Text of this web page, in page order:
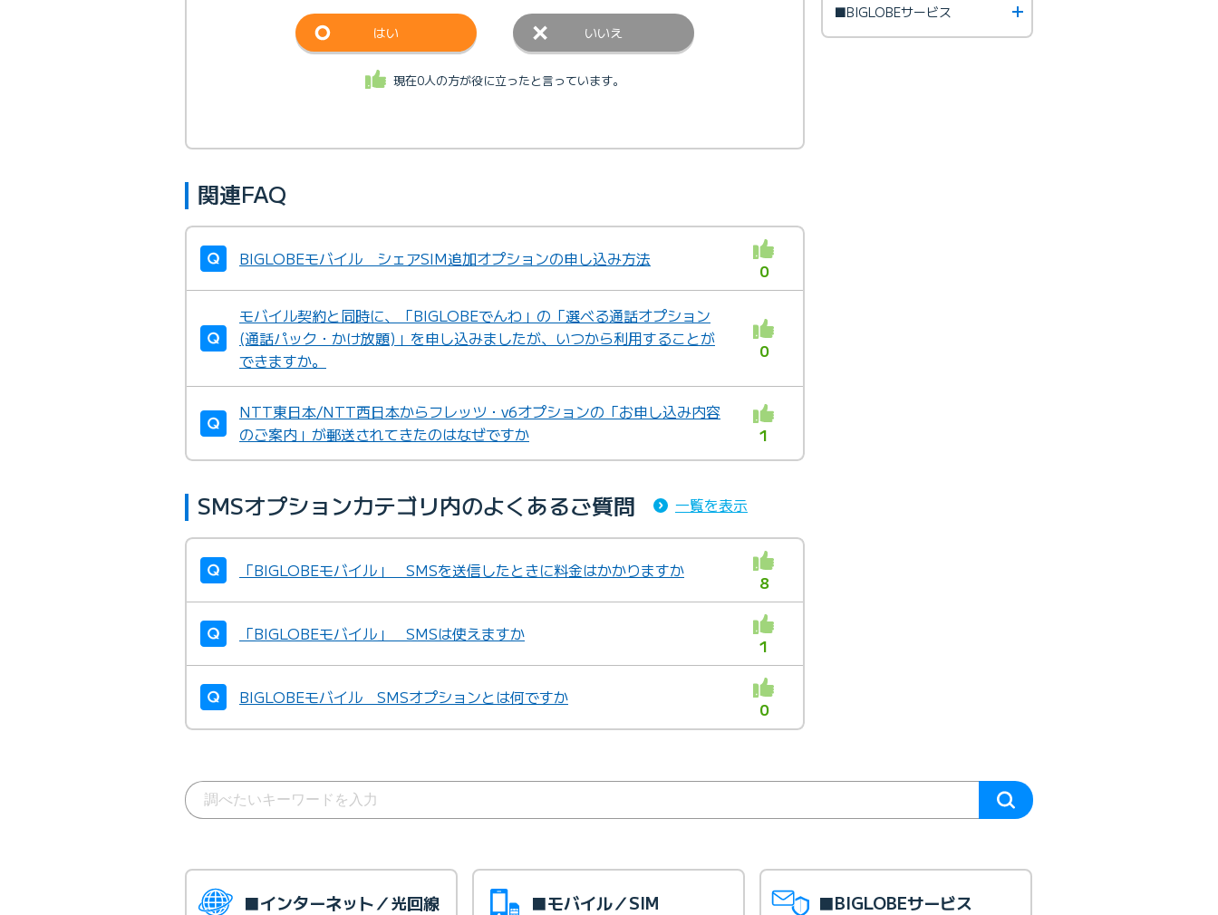
はい いいえ
現在0人の方が役に立ったと言っています。
関連FAQ
BIGLOBEモバイル シェアSIM追加オプションの申し込み方法
0
モバイル契約と同時に、「BIGLOBEでんわ」の「選べる通話オプション
(通話パック・かけ放題)」を申し込みましたが、いつから利用することが
できますか。
0
NTT東日本/NTT西日本からフレッツ・v6オプションの「お申し込み内容
のご案内」が郵送されてきたのはなぜですか
1
SMSオプションカテゴリ内のよくあるご質問 一覧を表示
「BIGLOBEモバイル」 SMSを送信したときに料金はかかりますか
8
「BIGLOBEモバイル」 SMSは使えますか
1
BIGLOBEモバイル SMSオプションとは何ですか
0
■BIGLOBEサービス
■インターネット／光回線 ■モバイル／SIM ■BIGLOBEサービス